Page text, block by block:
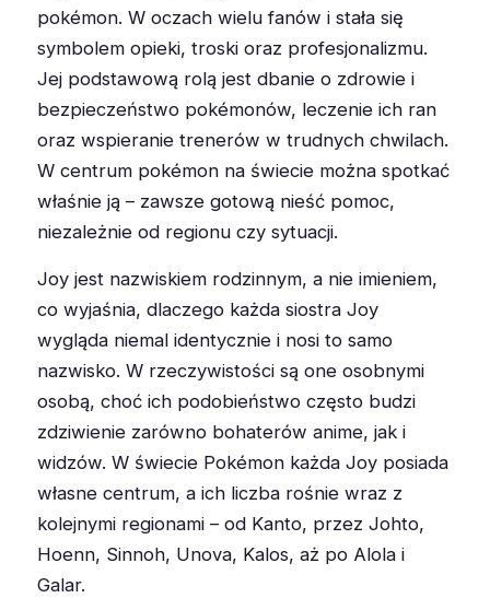
pokémon. W oczach wielu fanów i stała się
symbolem opieki, troski oraz profesjonalizmu.
Jej podstawową rolą jest dbanie o zdrowie i
bezpieczeństwo pokémonów, leczenie ich ran
oraz wspieranie trenerów w trudnych chwilach.
W centrum pokémon na świecie można spotkać
właśnie ją – zawsze gotową nieść pomoc,
niezależnie od regionu czy sytuacji.
Joy jest nazwiskiem rodzinnym, a nie imieniem,
co wyjaśnia, dlaczego każda siostra Joy
wygląda niemal identycznie i nosi to samo
nazwisko. W rzeczywistości są one osobnymi
osobą, choć ich podobieństwo często budzi
zdziwienie zarówno bohaterów anime, jak i
widzów. W świecie Pokémon każda Joy posiada
własne centrum, a ich liczba rośnie wraz z
kolejnymi regionami – od Kanto, przez Johto,
Hoenn, Sinnoh, Unova, Kalos, aż po Alola i
Galar.